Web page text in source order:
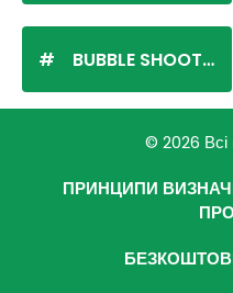
BUBBLE SHOOTER
© 2026 Всі
ПРИНЦИПИ